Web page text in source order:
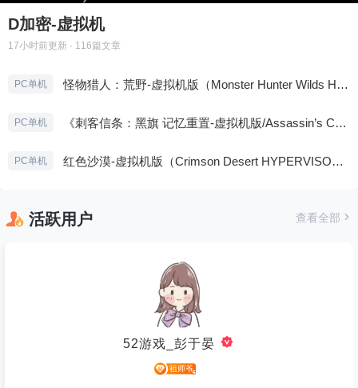
D加密-虚拟机
17小时前更新 · 116篇文章
PC单机 怪物猎人：荒野-虚拟机版（Monster Hunter Wilds HYPERVISOR）免安装中文版
PC单机 《刺客信条：黑旗 记忆重置-虚拟机版/Assassin’s Creed Black Flag Resynced HYPERVISOR》免安装中文版
PC单机 红色沙漠-虚拟机版（Crimson Desert HYPERVISOR）免安装中文版
活跃用户 查看全部
52游戏_彭于晏